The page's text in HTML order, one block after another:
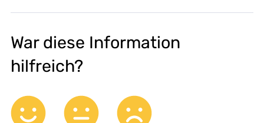
War diese Information
hilfreich?